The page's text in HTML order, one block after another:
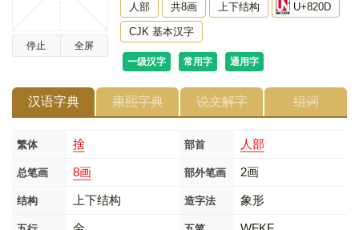
停止 全屏
人部 共8画 上下结构 U+820D
CJK 基本汉字
一级汉字 常用字 通用字
汉语字典 康熙字典 说文解字 组词
繁体 捨 部首 人部
总笔画 8画 部外笔画 2画
结构 上下结构 造字法 象形